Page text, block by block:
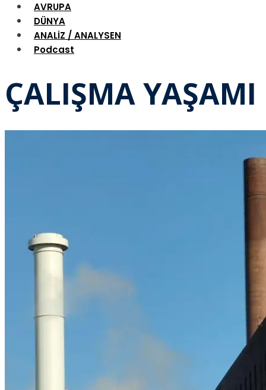
AVRUPA
DÜNYA
ANALİZ / ANALYSEN
Podcast
ÇALIŞMA YAŞAMI